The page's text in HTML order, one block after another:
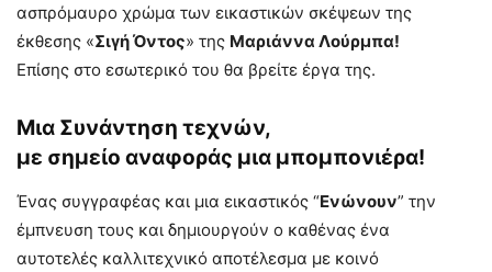
ασπρόμαυρο χρώμα των εικαστικών σκέψεων της
έκθεσης «Σιγή Όντος» της Μαριάννα Λούρμπα!
Επίσης στο εσωτερικό του θα βρείτε έργα της.
Μια Συνάντηση τεχνών,
με σημείο αναφοράς μια μπομπονιέρα!
Ένας συγγραφέας και μια εικαστικός “Ενώνουν” την ​
έμπνευση​ τους και δημιουργούν ο καθένας ένα
αυτοτελές καλλιτεχνικό αποτέλεσμα με κοινό